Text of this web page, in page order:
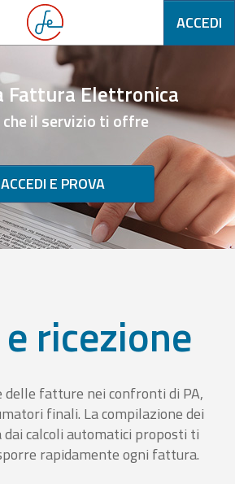
ACCEDI
Fattura Elettronica
il servizio ti offre
ACCEDI E PROVA
ricezione
delle fatture nei confronti di PA,
finali. La compilazione dei
calcoli automatici proposti ti
rapidamente ogni fattura.